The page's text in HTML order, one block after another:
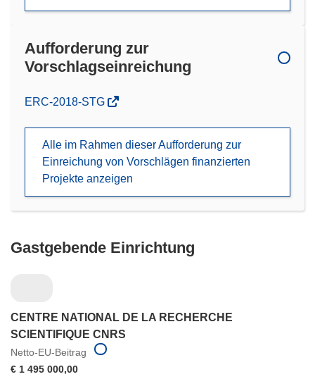
Aufforderung zur
Vorschlagseinreichung
(öffnet
Fenster)
ERC-2018-STG
Alle im Rahmen dieser Aufforderung zur
Einreichung von Vorschlägen finanzierten
Projekte anzeigen
Gastgebende Einrichtung
CENTRE NATIONAL DE LA RECHERCHE
SCIENTIFIQUE CNRS
Netto-EU-Beitrag
€ 1 495 000,00